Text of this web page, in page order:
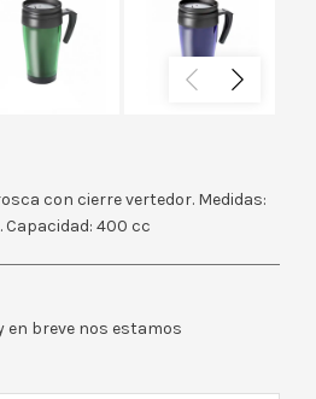
con cierre vertedor. Medidas:
Capacidad: 400 cc
en breve nos estamos